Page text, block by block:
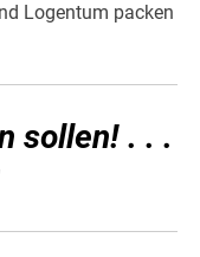
Logentum packen
sollen! . . .